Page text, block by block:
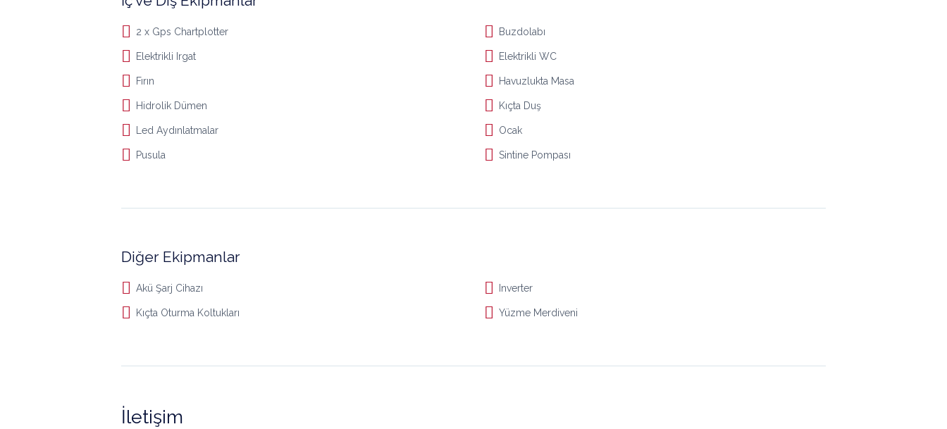
2 x Gps Chartplotter
Elektrikli Irgat
Fırın
Hidrolik Dümen
Led Aydınlatmalar
Pusula
Buzdolabı
Elektrikli WC
Havuzlukta Masa
Kıçta Duş
Ocak
Sintine Pompası
Diğer Ekipmanlar
Akü Şarj Cihazı
Kıçta Oturma Koltukları
Inverter
Yüzme Merdiveni
İletişim